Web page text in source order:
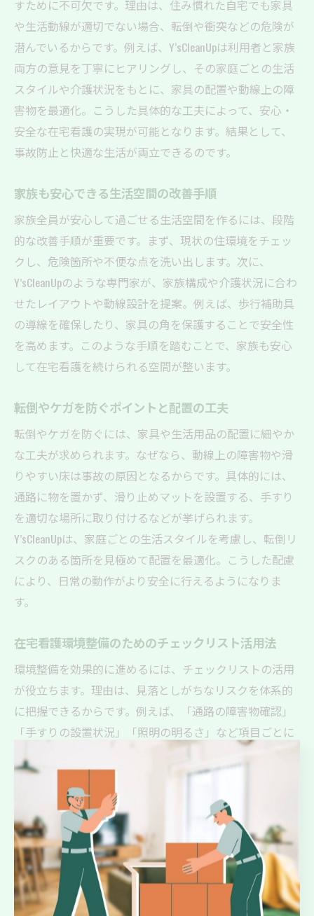
すために不可欠です。理由は、住み慣れた自宅でも家具
や生活動線が適切でない場合、転倒や衝突などの危険が
潜んでいるからです。例えば、Y’sCleanUpは利用者と家族
両方の意見を丁寧にヒアリングし、その家庭ごとの生活
スタイルや介護状況をもとに、家具の配置や動線上の障
害物を最適化。こうした具体的な工夫によって、安心・
安全な在宅看護の実現が可能となります。結果として、
事故防止と快適な生活が両立できるのです。
家族も安心できる生活空間の改善手順
家族全員が安心して過ごせる生活空間を作るには、段階
的な改善手順が重要です。まず、現状の住環境をチェッ
クし、危険箇所や不便な点を洗い出します。次に、
Y’sCleanUpのような専門家が、家族構成や介護状況に合わ
せたレイアウトや動線設計を提案。例えば、歩行補助具
の導線を確保したり、家具の角を保護することで安全性
を高めます。このような手順を踏むことで、家族も安心
して在宅看護を続けられる空間が整います。
転倒やケガを防ぐポイントと配置の工夫
転倒やケガを防ぐには、家具や生活用品の配置に細やか
な工夫が求められます。なぜなら、動線上の障害物や滑
りやすい床は事故の原因となるからです。具体的には、
通路に物を置かず、滑り止めマットを設置する、手すり
を適切な場所に取り付けるなどが挙げられます。
Y’sCleanUpは、家庭ごとの生活スタイルを考慮し、転倒リ
スクのある箇所を見極めて配置を最適化。こうした配慮
により、日常の動作がより安全に行えるようになりま
す。
在宅看護環境整備のためのチェックリスト活用法
環境整備を効果的に進めるには、チェックリストの活用
が役立ちます。理由は、見落としがちなリスクを体系的
に把握できるからです。例えば、「通路の障害物確認」
「手すりの設置状況」「照明の明るさ」など項目ごとに
Y’sCleanUpでは、利用者の生活状況や介護度に合わせた独
自のチェックリストを活用し、効率よく安全な空間づく
りをサポートしています。
居室や廊下の安全性を高める改善アプローチ
居室や廊下の安全性を高めるには、具体的な改善アプロ
ーチが必要です。なぜなら、日常的に利用する場所ほど